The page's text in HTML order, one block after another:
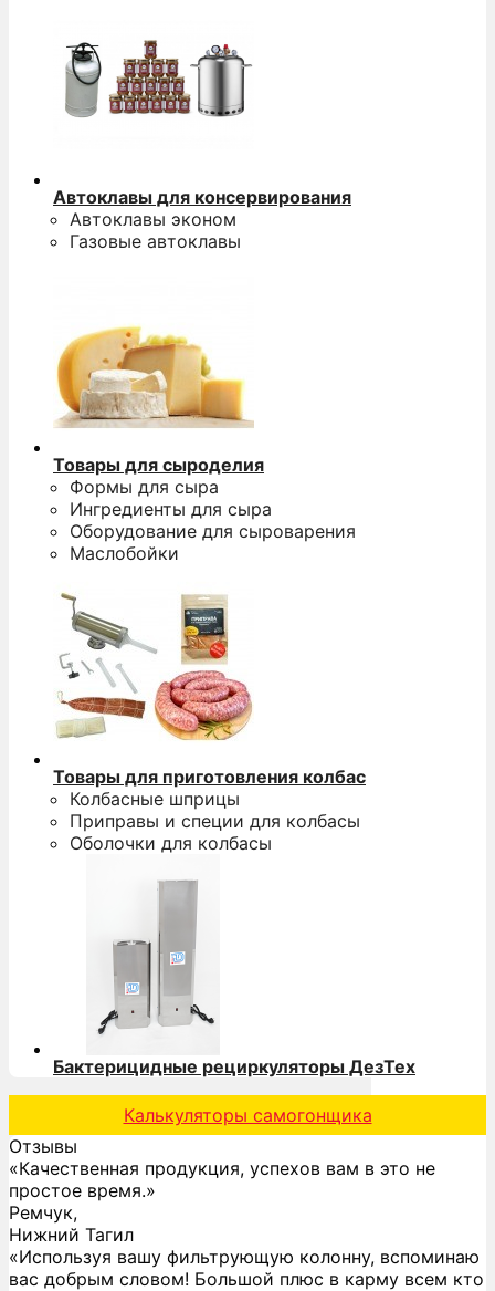
Автоклавы для консервирования
Автоклавы эконом
Газовые автоклавы
Товары для сыроделия
Формы для сыра
Ингредиенты для сыра
Оборудование для сыроварения
Маслобойки
Товары для приготовления колбас
Колбасные шприцы
Приправы и специи для колбасы
Оболочки для колбасы
Бактерицидные рециркуляторы ДезТех
Калькуляторы самогонщика
Отзывы
«Качественная продукция, успехов вам в это не
простое время.»
Ремчук,
Нижний Тагил
«Используя вашу фильтрующую колонну, вспоминаю
вас добрым словом! Большой плюс в карму всем кто